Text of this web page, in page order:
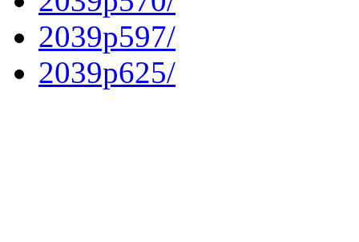
2039p597/
2039p625/